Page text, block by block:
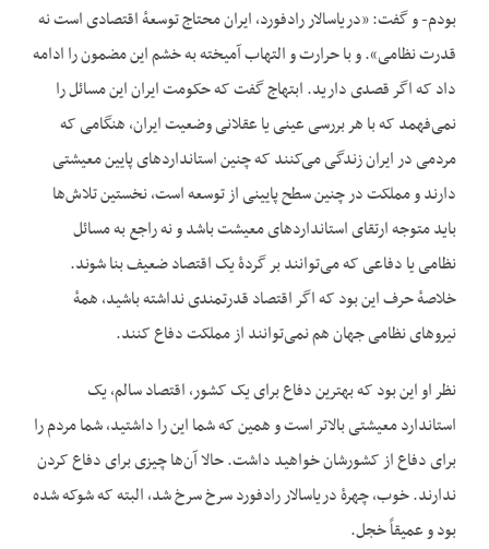
بودم- و گفت: «دریاسالار رادفورد، ایران محتاج توسعهٔ اقتصادی است نه
قدرت نظامی». و با حرارت و التهاب آمیخته به خشم این مضمون را ادامه
داد که اگر قصدی دارید. ابتهاج گفت که حکومت ایران این مسائل را
نمی‌فهمد که با هر بررسی عینی یا عقلانی وضعیت ایران، هنگامی که
مردمی در ایران زندگی می‌کنند که چنین استانداردهای پایین معیشتی
دارند و مملکت در چنین سطح پایینی از توسعه است، نخستین تلاش‌ها
باید متوجه ارتقای استانداردهای معیشت باشد و نه راجع به مسائل
نظامی یا دفاعی که می‌توانند بر گردهٔ یک اقتصاد ضعیف بنا شوند.
خلاصهٔ حرف این بود که اگر اقتصاد قدرتمندی نداشته باشید، همهٔ
نیروهای نظامی جهان هم نمی‌توانند از مملکت دفاع کنند.
نظر او این بود که بهترین دفاع برای یک کشور، اقتصاد سالم، یک
استاندارد معیشتی بالاتر است و همین که شما این را داشتید، شما مردم را
برای دفاع از کشورشان خواهید داشت. حالا آن‌ها چیزی برای دفاع کردن
ندارند. خوب، چهرهٔ دریاسالار رادفورد سرخ سرخ شد، البته که شوکه شده
بود و عمیقاً خجل.